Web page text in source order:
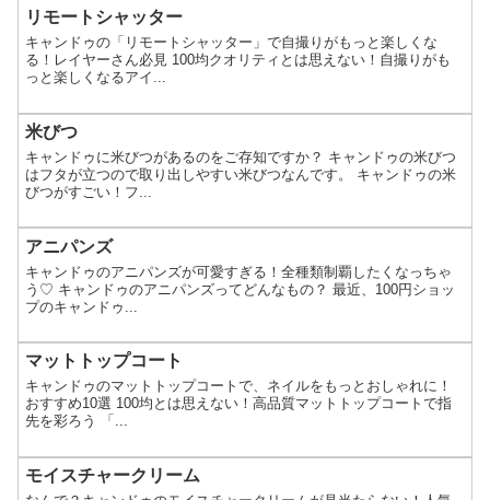
リモートシャッター
キャンドゥの「リモートシャッター」で自撮りがもっと楽しくな
る！レイヤーさん必見 100均クオリティとは思えない！自撮りがも
っと楽しくなるアイ...
米びつ
キャンドゥに米びつがあるのをご存知ですか？ キャンドゥの米びつ
はフタが立つので取り出しやすい米びつなんです。 キャンドゥの米
びつがすごい！フ...
アニパンズ
キャンドゥのアニパンズが可愛すぎる！全種類制覇したくなっちゃ
う♡ キャンドゥのアニパンズってどんなもの？ 最近、100円ショッ
プのキャンドゥ...
マットトップコート
キャンドゥのマットトップコートで、ネイルをもっとおしゃれに！
おすすめ10選 100均とは思えない！高品質マットトップコートで指
先を彩ろう 「...
モイスチャークリーム